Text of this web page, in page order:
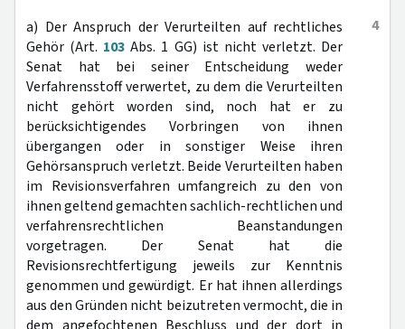
4
a) Der Anspruch der Verurteilten auf rechtliches
Gehör (Art. 103 Abs. 1 GG) ist nicht verletzt. Der
Senat hat bei seiner Entscheidung weder
Verfahrensstoff verwertet, zu dem die Verurteilten
nicht gehört worden sind, noch hat er zu
berücksichtigendes Vorbringen von ihnen
übergangen oder in sonstiger Weise ihren
Gehörsanspruch verletzt. Beide Verurteilten haben
im Revisionsverfahren umfangreich zu den von
ihnen geltend gemachten sachlich-rechtlichen und
verfahrensrechtlichen Beanstandungen
vorgetragen. Der Senat hat die
Revisionsrechtfertigung jeweils zur Kenntnis
genommen und gewürdigt. Er hat ihnen allerdings
aus den Gründen nicht beizutreten vermocht, die in